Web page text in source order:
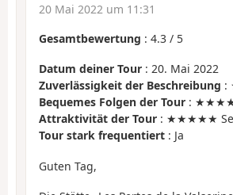
20 Mai 2022 um 11:31
Gesamtbewertung : 4.3 / 5
Datum deiner Tour : 20. Mai 2022
Zuverlässigkeit der Beschreibung :
Bequemes Folgen der Tour :
Attraktivität der Tour : ★★★★★
Tour stark frequentiert : Ja
Guten Tag,